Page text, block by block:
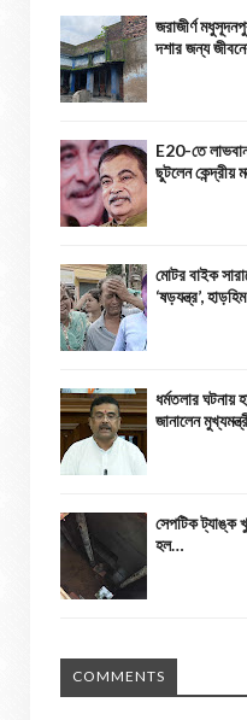
জরাজীর্ণ
দশার জন্য
E20-তে লাভবান
ছুটলেন কেন্দ্রীয়
মোটর বাইক
‘ষড়যন্ত্র’,
ধর্মতলার ঘটনায়
জানালেন
সেপটিক ট্যাঙ্ক
হল…
COMMENTS